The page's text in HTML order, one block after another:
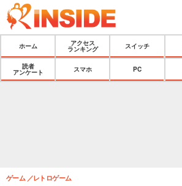
ホーム
アクセス
ランキング
スイッチ
読者
アンケート
スマホ PC
ゲーム レトロゲーム